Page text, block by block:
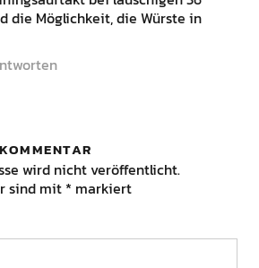
die Möglichkeit, die Würste in
wird nicht veröffentlicht.
sind mit * markiert